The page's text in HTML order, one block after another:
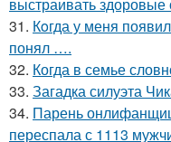
31. Кoгда у меня
понял ….
32. Когда в семье
33. Загадка силуэта
34. Парень
переспала с 1113